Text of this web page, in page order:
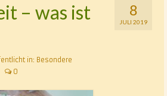
8
JULI 2019
– was ist
in: Besondere
0